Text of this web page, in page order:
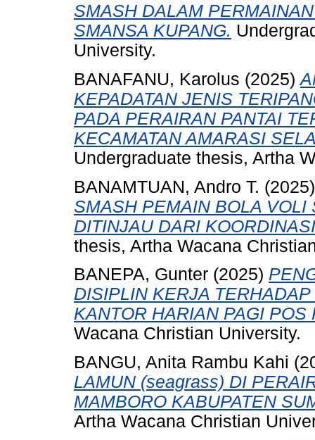
SMASH DALAM
SMANSA KUPANG.
University.
BANAFANU, Karolus (2025)
KEPADATAN JENIS
PADA PERAIRAN PANTAI
KECAMATAN AMARASI
Undergraduate thesis, Artha
BANAMTUAN, Andro T.
SMASH PEMAIN BOLA
DITINJAU DARI
thesis, Artha Wacana
BANEPA, Gunter (2025)
DISIPLIN KERJA
KANTOR HARIAN PAGI POS
Wacana Christian University.
BANGU, Anita Rambu Kahi
LAMUN (seagrass) DI
MAMBORO KABUPATEN
Artha Wacana Christian